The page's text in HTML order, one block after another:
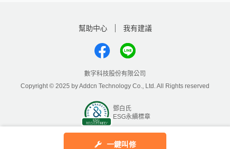
一鍵叫修
幫助中心 我有建議
數字科技股份有限公司
Copyright © 2025 by Addcn Technology Co., Ltd. All Rights reserved
鄧白氏
ESG永續標章